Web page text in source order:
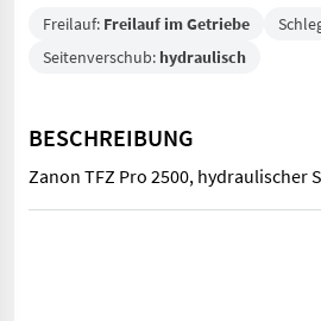
Freilauf: Freilauf im Getriebe
Seitenverschub: hydraulisch
BESCHREIBUNG
Zanon TFZ Pro 2500, hydraulischer
Zanon TFZ Pro 2500, hydraulischer